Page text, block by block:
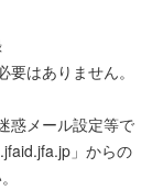
はありません。
惑メール設定等で
」からの